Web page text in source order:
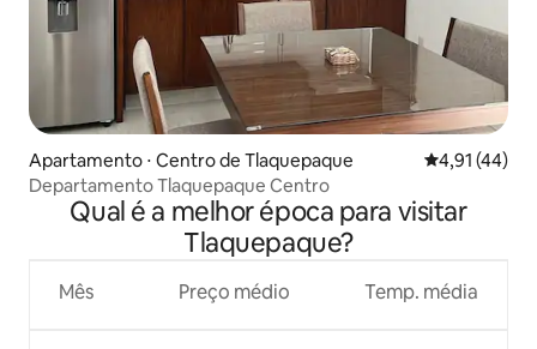
Apartamento ⋅ Centro de Tlaquepaque 4,91 de uma
4,91 (44)
Departamento Tlaquepaque Centro
Qual é a melhor época para visitar
Tlaquepaque?
Mês Preço médio Temp. média